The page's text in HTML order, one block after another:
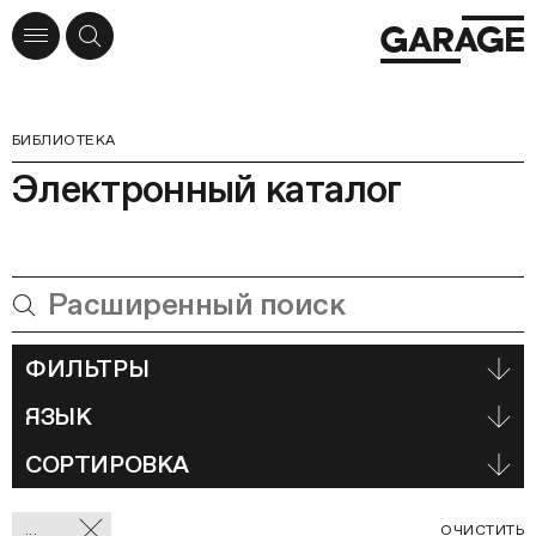
БИБЛИОТЕКА
Электронный каталог
ФИЛЬТРЫ
ЯЗЫК
СОРТИРОВКА
Отмеченные
ОЧИСТИТЬ